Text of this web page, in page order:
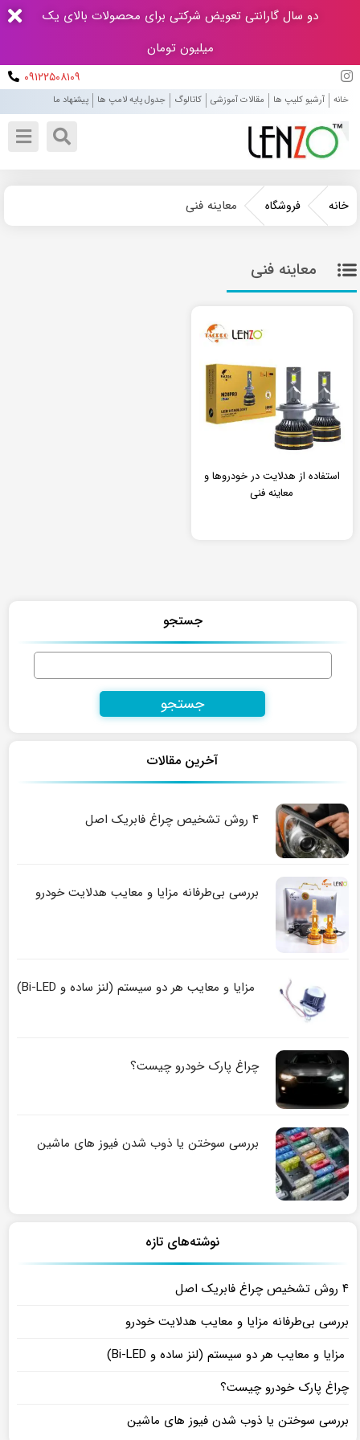
دو سال گارانتی تعویض شرکتی برای محصولات بالای یک
میلیون تومان
۰۹۱۲۲۵۰۸۱۰۹
خانه آرشیو کلیپ ها مقالات آموزشی کاتالوگ جدول پایه لامپ ها پیشنهاد ما
خانه فروشگاه معاینه فنی
معاینه فنی
استفاده از هدلایت در خودروها و
معاینه فنی
جستجو
جستجو
آخرین مقالات
۴ روش تشخیص چراغ فابریک اصل
بررسی بی‌طرفانه مزایا و معایب هدلایت خودرو
مزایا و معایب هر دو سیستم (لنز ساده و Bi-LED)
چراغ پارک خودرو چیست؟
بررسی سوختن یا ذوب شدن فیوز های ماشین
نوشته‌های تازه
۴ روش تشخیص چراغ فابریک اصل
بررسی بی‌طرفانه مزایا و معایب هدلایت خودرو
مزایا و معایب هر دو سیستم (لنز ساده و Bi-LED)
چراغ پارک خودرو چیست؟
بررسی سوختن یا ذوب شدن فیوز های ماشین